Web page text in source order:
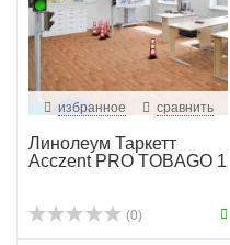
избранное сравнить
Линолеум Таркетт
Acczent PRO TOBAGO 1
(0)